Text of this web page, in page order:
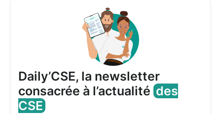
Daily’CSE, la newsletter
consacrée à l’actualitédes
CSE